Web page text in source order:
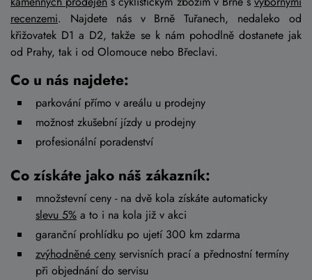
recenzemi. Najdete nás v Brně Tuřanech, nedaleko od
křižovatek D1 a D2, takže se k nám pohodlně dostanete jak
od Prahy, tak i od Olomouce nebo Břeclavi.
Co u nás najdete:
parkování přímo v areálu u prodejny
možnost zkušební jízdy u prodejny
profesionální poradenství
Co získáte jako náš zákazník:
množstevní ceny - na dvě kola získáte automaticky
slevu 5% a to i na kola již v akci
garanční prohlídku po ujetí 300 km zdarma
zvýhodněné ceny servisních prací a přednostní termíny
při objednání do servisu